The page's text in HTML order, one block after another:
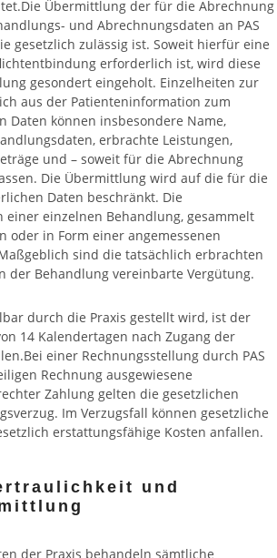
Übermittlung der für die Abrechnung
und Abrechnungsdaten an PAS
gesetzlich zulässig ist. Soweit hierfür eine
erforderlich ist, wird diese
gesondert eingeholt. Einzelheiten zur
aus der Patienteninformation zum
Daten können insbesondere Name,
erbrachte Leistungen,
und – soweit für die Abrechnung
Die Übermittlung wird auf die für die
Daten beschränkt. Die
einer einzelnen Behandlung, gesammelt
oder in Form einer angemessenen
sind die tatsächlich erbrachten
der Behandlung vereinbarte Vergütung.
durch die Praxis gestellt wird, ist der
14 Kalendertagen nach Zugang der
einer Rechnungsstellung durch PAS
Rechnung ausgewiesene
Zahlung gelten die gesetzlichen
Im Verzugsfall können gesetzliche
erstattungsfähige Kosten anfallen.
und
der Praxis behandeln sämtliche